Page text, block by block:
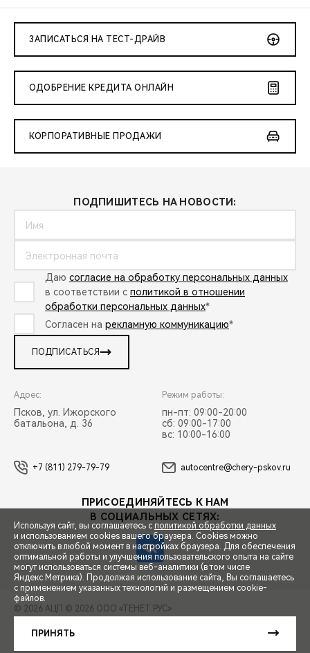
СПЕЦПРЕДЛОЖЕНИЯ
ЗАПИСЬ НА ТЕСТ-ДРАЙВ
ЗАПИСАТЬСЯ НА ТЕСТ-ДРАЙВ
ОДОБРЕНИЕ КРЕДИТА ОНЛАЙН
КОРПОРАТИВНЫЕ ПРОДАЖИ
ПОДПИШИТЕСЬ НА НОВОСТИ:
Даю согласие на обработку персональных данных
в соответствии с политикой в отношении
обработки персональных данных*
Согласен на рекламную коммуникацию*
ПОДПИСАТЬСЯ
Адрес:
Псков, ул. Ижорского
батальона, д. 36
Режим работы:
пн-пт: 09:00-20:00
сб: 09:00-17:00
вс: 10:00-16:00
+7 (811) 279-79-79 autocentre@chery-pskov.ru
ПРИСОЕДИНЯЙТЕСЬ К НАМ
В СОЦИАЛЬНЫХ СЕТЯХ:
© 2026 АЦП © 2026 ООО «ТЕНЕТ РУС»
Сделано в ПЕРКС
Используя сайт, вы соглашаетесь с политикой обработки данных
и использованием cookies вашего браузера. Cookies можно
отключить в любой момент в настройках браузера. Для обеспечения
оптимальной работы и улучшения пользовательского опыта на сайте
могут использоваться системы веб-аналитики (в том числе
Яндекс.Метрика). Продолжая использование сайта, Вы соглашаетесь
с применением указанных технологий и размещением cookie-
файлов.
ПРИНЯТЬ